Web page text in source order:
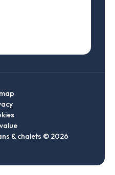
& chalets © 2026
naar